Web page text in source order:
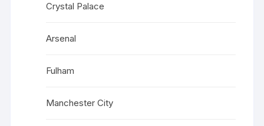
Crystal Palace
Arsenal
Fulham
Manchester City